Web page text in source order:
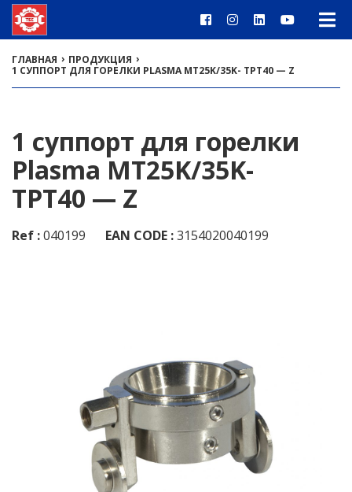
ГЛАВНАЯ › ПРОДУКЦИЯ ›
1 СУППОРТ ДЛЯ ГОРЕЛКИ PLASMA MT25K/35K- TPT40 — Z
1 суппорт для горелки
Plasma MT25K/35K-
TPT40 — Z
Ref :040199 EAN CODE :3154020040199